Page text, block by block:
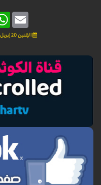
Email
الإثنين 20 إبريل 2026 - 17:39 بتوقيت غرينتش